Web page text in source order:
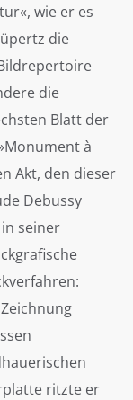
wie er es
die
die
Blatt der
à
Akt, den dieser
Debussy
seiner
ritzte er